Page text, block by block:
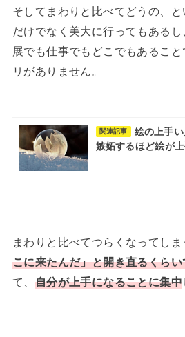
そしてまわりと比べてどうの、
だけでなく美大に行ってもある
展でも仕事でもどこでもあるこ
リがありません。
関連記事
絵の上手い
嫉妬するほど絵が
まわりと比べてつらくなってし
こに来たんだ」と開き直るくら
て、 自分が上手になることに集中